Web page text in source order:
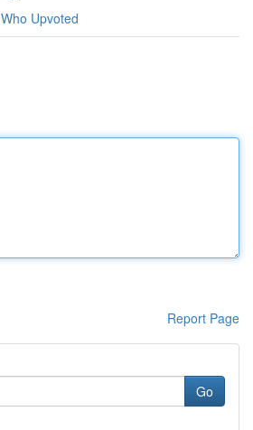
Who Upvoted
Report Page
Go